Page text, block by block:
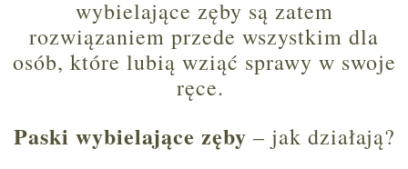
wybielające zęby są zatem
rozwiązaniem przede wszystkim dla
osób, które lubią wziąć sprawy w swoje
ręce.
Paski wybielające zęby – jak działają?